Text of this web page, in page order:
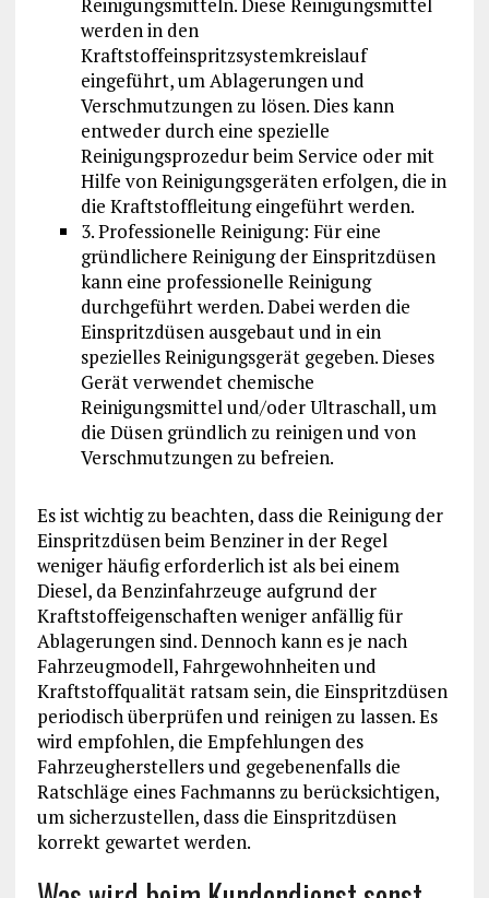
werden in den
Kraftstoffeinspritzsystemkreislauf
eingeführt, um Ablagerungen und
Verschmutzungen zu lösen. Dies kann
entweder durch eine spezielle
Reinigungsprozedur beim Service oder mit
Hilfe von Reinigungsgeräten erfolgen, die in
die Kraftstoffleitung eingeführt werden.
3. Professionelle Reinigung: Für eine
gründlichere Reinigung der Einspritzdüsen
kann eine professionelle Reinigung
durchgeführt werden. Dabei werden die
Einspritzdüsen ausgebaut und in ein
spezielles Reinigungsgerät gegeben. Dieses
Gerät verwendet chemische
Reinigungsmittel und/oder Ultraschall, um
die Düsen gründlich zu reinigen und von
Verschmutzungen zu befreien.
Es ist wichtig zu beachten, dass die Reinigung der
Einspritzdüsen beim Benziner in der Regel
weniger häufig erforderlich ist als bei einem
Diesel, da Benzinfahrzeuge aufgrund der
Kraftstoffeigenschaften weniger anfällig für
Ablagerungen sind. Dennoch kann es je nach
Fahrzeugmodell, Fahrgewohnheiten und
Kraftstoffqualität ratsam sein, die Einspritzdüsen
periodisch überprüfen und reinigen zu lassen. Es
wird empfohlen, die Empfehlungen des
Fahrzeugherstellers und gegebenenfalls die
Ratschläge eines Fachmanns zu berücksichtigen,
um sicherzustellen, dass die Einspritzdüsen
korrekt gewartet werden.